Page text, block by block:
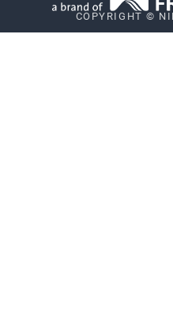
Politique relative aux
COPYRIGHT ©